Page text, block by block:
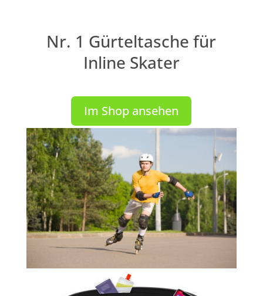
Nr. 1 Gürteltasche für
Inline Skater
Im Shop ansehen